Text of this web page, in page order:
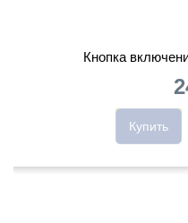
Кнопка
Купить